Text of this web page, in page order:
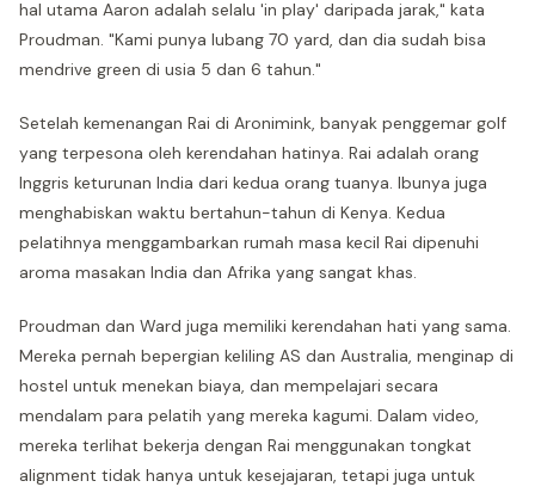
hal utama Aaron adalah selalu 'in play' daripada jarak," kata
Proudman. "Kami punya lubang 70 yard, dan dia sudah bisa
mendrive green di usia 5 dan 6 tahun."
Setelah kemenangan Rai di Aronimink, banyak penggemar golf
yang terpesona oleh kerendahan hatinya. Rai adalah orang
Inggris keturunan India dari kedua orang tuanya. Ibunya juga
menghabiskan waktu bertahun-tahun di Kenya. Kedua
pelatihnya menggambarkan rumah masa kecil Rai dipenuhi
aroma masakan India dan Afrika yang sangat khas.
Proudman dan Ward juga memiliki kerendahan hati yang sama.
Mereka pernah bepergian keliling AS dan Australia, menginap di
hostel untuk menekan biaya, dan mempelajari secara
mendalam para pelatih yang mereka kagumi. Dalam video,
mereka terlihat bekerja dengan Rai menggunakan tongkat
alignment tidak hanya untuk kesejajaran, tetapi juga untuk